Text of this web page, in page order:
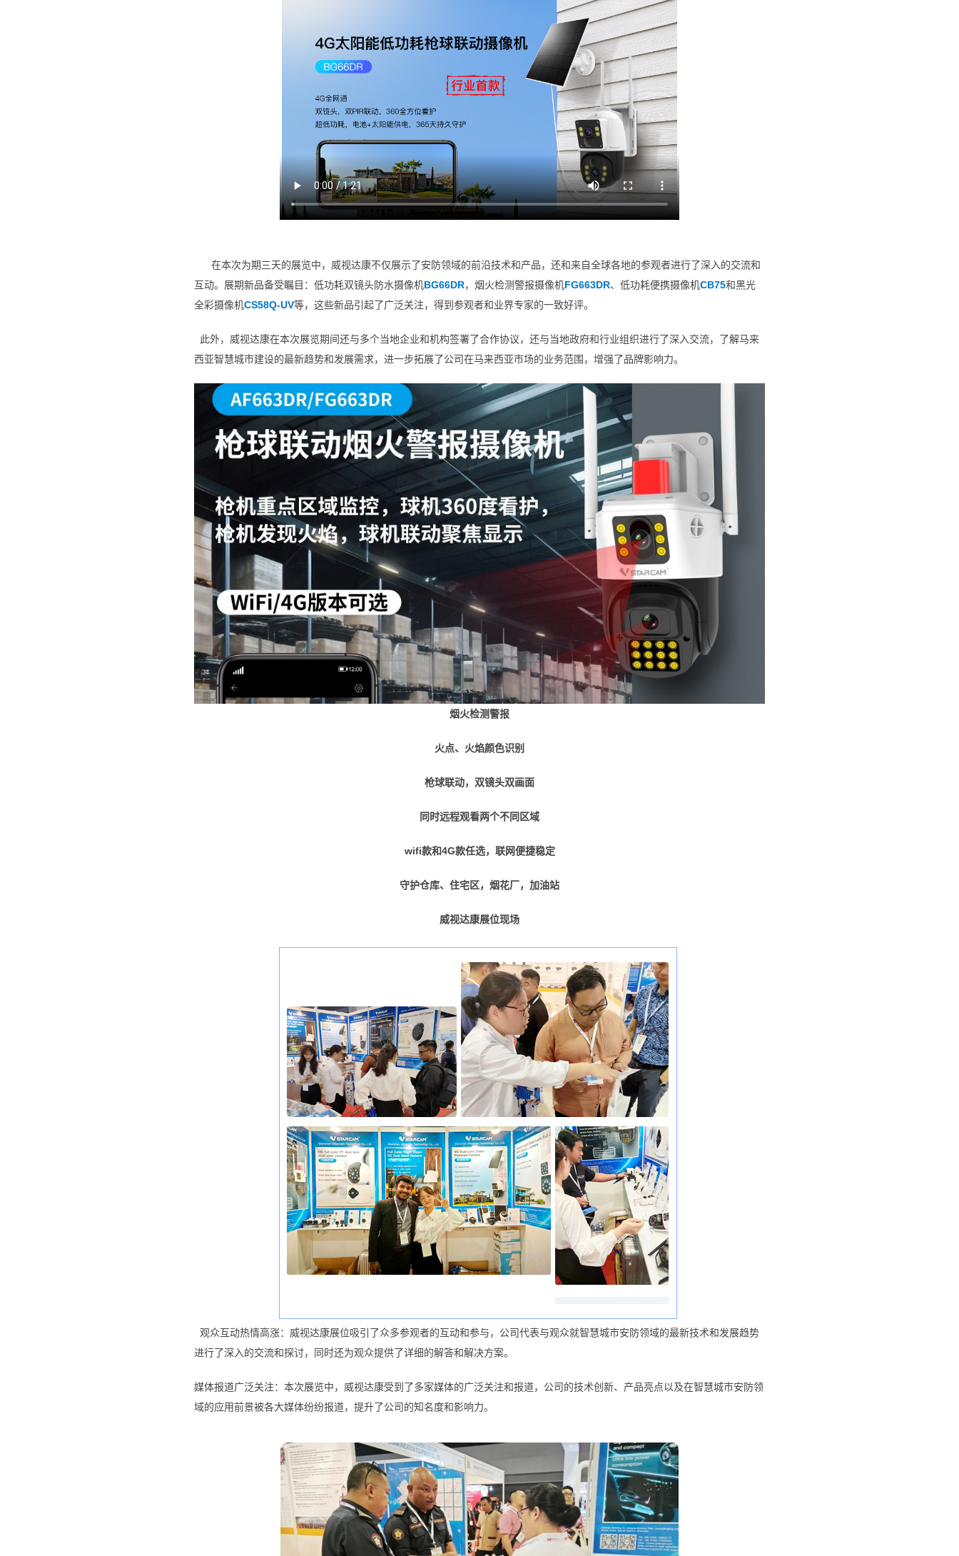
在本次为期三天的展览中，威视达康不仅展示了安防领域的前沿技术和产品，还和来自全球各地的参观者进行了深入的交流和
互动。展期新品备受瞩目：低功耗双镜头防水摄像机BG66DR，烟火检测警报摄像机FG663DR、低功耗便携摄像机CB75和黑光
全彩摄像机CS58Q-UV等，这些新品引起了广泛关注，得到参观者和业界专家的一致好评。
此外，威视达康在本次展览期间还与多个当地企业和机构签署了合作协议，还与当地政府和行业组织进行了深入交流，了解马来
西亚智慧城市建设的最新趋势和发展需求，进一步拓展了公司在马来西亚市场的业务范围，增强了品牌影响力。
烟火检测警报
火点、火焰颜色识别
枪球联动，双镜头双画面
同时远程观看两个不同区域
wifi款和4G款任选，联网便捷稳定
守护仓库、住宅区，烟花厂，加油站
威视达康展位现场
观众互动热情高涨：威视达康展位吸引了众多参观者的互动和参与，公司代表与观众就智慧城市安防领域的最新技术和发展趋势
进行了深入的交流和探讨，同时还为观众提供了详细的解答和解决方案。
媒体报道广泛关注：本次展览中，威视达康受到了多家媒体的广泛关注和报道，公司的技术创新、产品亮点以及在智慧城市安防领
域的应用前景被各大媒体纷纷报道，提升了公司的知名度和影响力。